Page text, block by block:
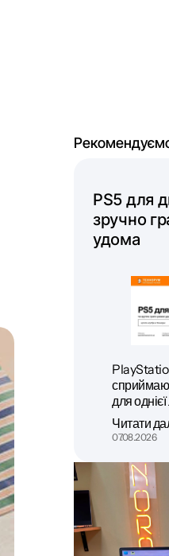
PS5 для
зручно
удома
для
Читати
07.08.2026